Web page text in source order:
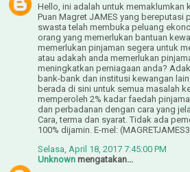
Hello, ini adalah untuk memaklumkan
Puan Magret JAMES yang bereputasi
swasta telah membuka peluang
orang yang memerlukan bantuan
memerlukan pinjaman segera untuk
atau adakah anda memerlukan
meningkatkan perniagaan anda?
bank-bank dan institusi kewangan
berada di sini untuk semua masalah
memperoleh 2% kadar faedah
dan perbadanan dengan cara yang
Cara, terma dan syarat. Tidak ada
100% dijamin. E-mel:
Selasa, April 18, 2017 7:45:00 PM
Unknown mengatakan...